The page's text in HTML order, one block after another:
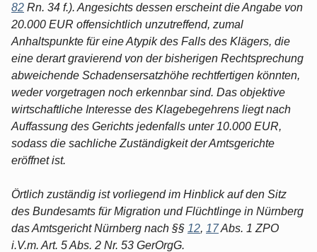
82 Rn. 34 f.). Angesichts dessen erscheint die Angabe von
20.000 EUR offensichtlich unzutreffend, zumal
Anhaltspunkte für eine Atypik des Falls des Klägers, die
eine derart gravierend von der bisherigen Rechtsprechung
abweichende Schadensersatzhöhe rechtfertigen könnten,
weder vorgetragen noch erkennbar sind. Das objektive
wirtschaftliche Interesse des Klagebegehrens liegt nach
Auffassung des Gerichts jedenfalls unter 10.000 EUR,
sodass die sachliche Zuständigkeit der Amtsgerichte
eröffnet ist.
Örtlich zuständig ist vorliegend im Hinblick auf den Sitz
des Bundesamts für Migration und Flüchtlinge in Nürnberg
das Amtsgericht Nürnberg nach §§ 12, 17Abs. 1 ZPO
i.V.m. Art. 5 Abs. 2 Nr. 53 GerOrgG.